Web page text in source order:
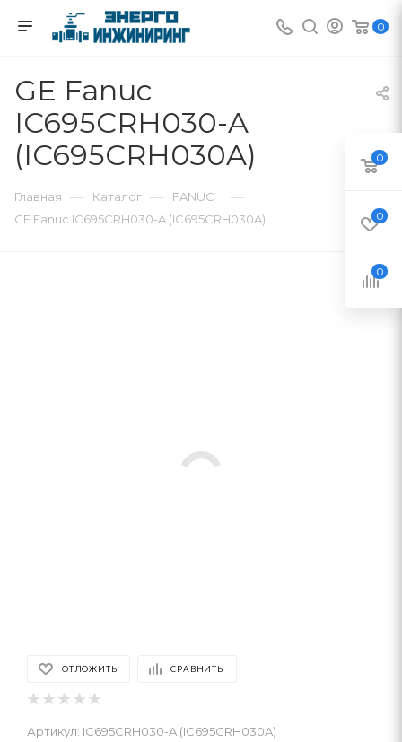
0
GE Fanuc
IC695CRH030-A
(IC695CRH030A)
Главная — Каталог — FANUC —
GE Fanuc IC695CRH030-A (IC695CRH030A)
ОТЛОЖИТЬ СРАВНИТЬ
Артикул: IC695CRH030-A (IC695CRH030A)
0
0
0